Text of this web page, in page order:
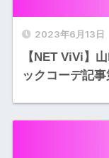
2023年6月13日
【NET ViVi】
ックコーデ記事